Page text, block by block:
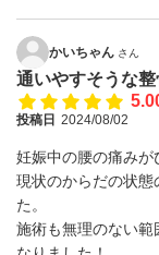
かいちゃん さん
通いやすそうな整
投稿日 2024/08/02
妊娠中の腰の痛みが
現状のからだの状態
た。
施術も無理のない範